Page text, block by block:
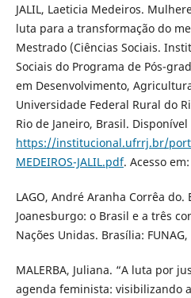
JALIL, Laeticia Medeiros.
luta para a transformação do
Mestrado (Ciências Sociais.
Sociais do Programa de Pós-
em Desenvolvimento,
Universidade Federal Rural do
Rio de Janeiro, Brasil. Disponível
https://institucional.ufrrj.br/
MEDEIROS-JALIL.pdf. Acesso
LAGO, André Aranha Corrêa do.
Joanesburgo: o Brasil e a três
Nações Unidas. Brasília: FUNAG,
MALERBA, Juliana. “A luta por
agenda feminista: visibilizando